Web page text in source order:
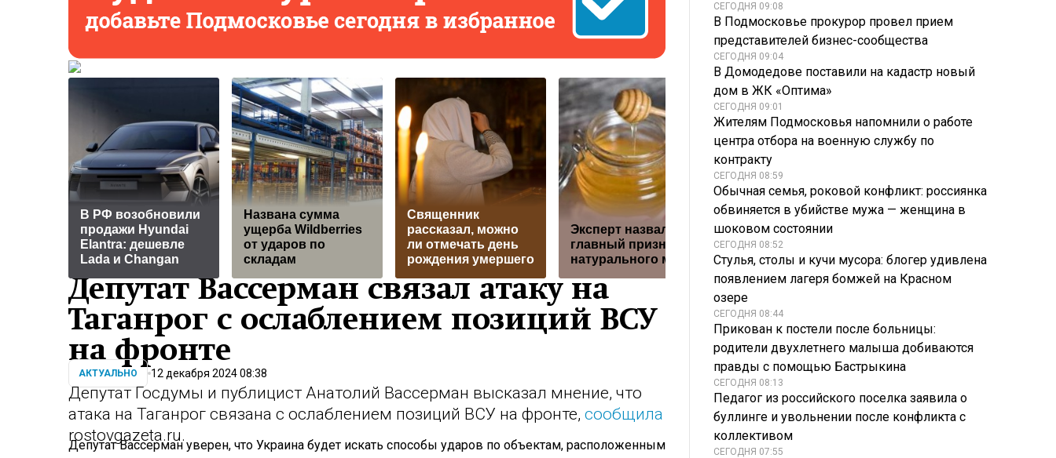
В РФ возобновили
продажи Hyundai
Elantra: дешевле
Lada и Changan
Названа сумма
ущерба Wildberries
от ударов по
складам
Священник
рассказал, можно
ли отмечать день
рождения умершего
Эксперт назвала
главный признак
натурального мёда
Microsoft резко
повысила цены
на Xbox в Европе
Стоматолог
напитков для зубов
Депутат Вассерман связал атаку на
Таганрог с ослаблением позиций ВСУ
на фронте
АКТУАЛЬНО 12 декабря 2024 08:38
Депутат Госдумы и публицист Анатолий Вассерман высказал мнение, что
атака на Таганрог связана с ослаблением позиций ВСУ на фронте, сообщила
rostovgazeta.ru.
Депутат Вассерман уверен, что Украина будет искать способы ударов по объектам, расположенным
СЕГОДНЯ 09:08
В Подмосковье прокурор провел прием
представителей бизнес-сообщества
СЕГОДНЯ 09:04
В Домодедове поставили на кадастр новый
дом в ЖК «Оптима»
СЕГОДНЯ 09:01
Жителям Подмосковья напомнили о работе
центра отбора на военную службу по
контракту
СЕГОДНЯ 08:59
Обычная семья, роковой конфликт: россиянка
обвиняется в убийстве мужа — женщина в
шоковом состоянии
СЕГОДНЯ 08:52
Стулья, столы и кучи мусора: блогер удивлена
появлением лагеря бомжей на Красном
озере
СЕГОДНЯ 08:44
Прикован к постели после больницы:
родители двухлетнего малыша добиваются
правды с помощью Бастрыкина
СЕГОДНЯ 08:13
Педагог из российского поселка заявила о
буллинге и увольнении после конфликта с
коллективом
СЕГОДНЯ 07:55